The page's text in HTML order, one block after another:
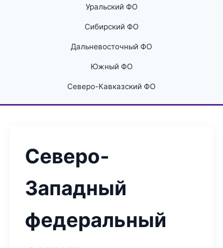
Уральский ФО
Сибирский ФО
Дальневосточный ФО
Южный ФО
Северо-Кавказский ФО
Северо-
Западный
федеральный